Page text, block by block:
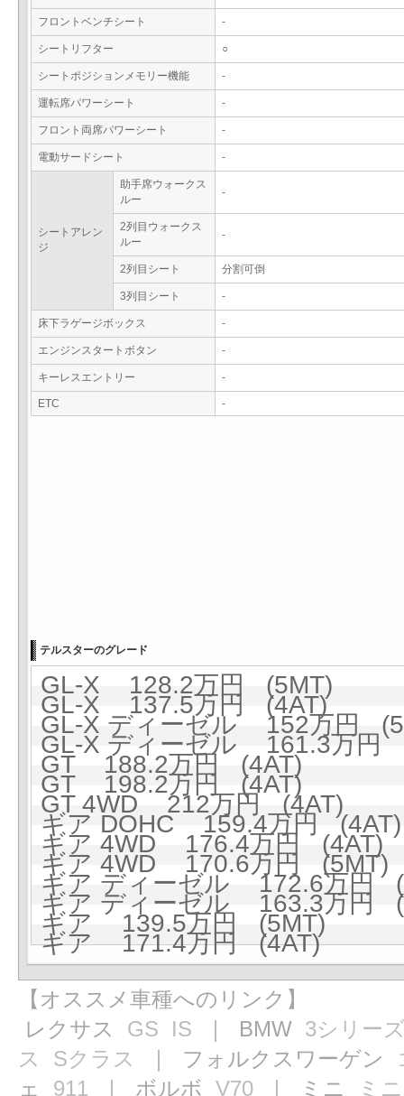
フロントベンチシート -
シートリフター ○
シートポジションメモリー機能 -
運転席パワーシート -
フロント両席パワーシート -
電動サードシート -
シートアレン
ジ
助手席ウォークス
ルー
-
2列目ウォークス
ルー
-
2列目シート 分割可倒
3列目シート -
床下ラゲージボックス -
エンジンスタートボタン -
キーレスエントリー -
ETC -
テルスターのグレード
GL-X 128.2万円 (5MT)
GL-X 137.5万円 (4AT)
GL-X ディーゼル 152万円
GL-X ディーゼル 161.3万円
GT 188.2万円 (4AT)
GT 198.2万円 (4AT)
GT 4WD 212万円 (4AT)
ギア DOHC 159.4万円 (4AT)
ギア 4WD 176.4万円 (4AT)
ギア 4WD 170.6万円 (5MT)
ギア ディーゼル 172.6万円
ギア ディーゼル 163.3万円
ギア 139.5万円 (5MT)
ギア 171.4万円 (4AT)
【オススメ車種へのリンク】
レクサス GS IS ｜ BMW 3シリー
ス
Sクラス ｜ フォルクスワーゲン
ェ 911 ｜ ボルボ V70 ｜ ミニ ミニ